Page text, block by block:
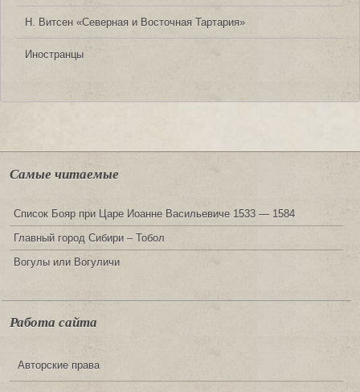
Н. Витсен «Северная и Восточная Тартария»
Иностранцы
Самые читаемые
Список Бояр при Царе Иоанне Васильевиче 1533 — 1584
Главный город Сибири – Тобол
Вогулы или Вогуличи
Работа сайта
Авторские права